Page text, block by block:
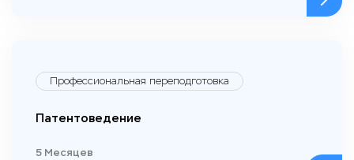
Профессиональная переподготовка
Патентоведение
5 Месяцев